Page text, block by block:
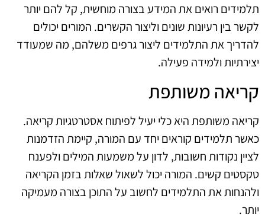
תלמידים רואים את המידע בצורה מוחשית, קל להם יותר
לקשר בין רעיונות שונים וליצור הקשרים. המורים יכולים
להדריך את התלמידים ליצור גרפים משלהם, מה שמעודד
יצירתיות ולמידה פעילה.
קריאה משותפת
קריאה משותפת היא כלי יעיל לפיתוח אסטרטגיות קריאה.
כאשר תלמידים קוראים יחד עם המורה, קיימת הזדמנות
לציין נקודות חשובות, לדון על משמעות המילים ולפענח
טקסטים קשים. המורה יכול לשאול שאלות בזמן הקריאה
ולהנחות את התלמידים לחשוב על התוכן בצורה מעמיקה
יותר.